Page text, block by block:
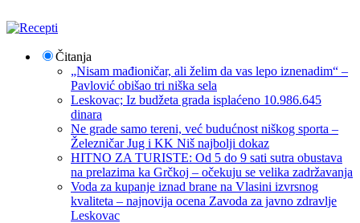
Čitanja
„Nisam mađioničar, ali želim da vas lepo iznenadim“ –
Pavlović obišao tri niška sela
Leskovac; Iz budžeta grada isplaćeno 10.986.645
dinara
Ne grade samo tereni, već budućnost niškog sporta –
Železničar Jug i KK Niš najbolji dokaz
HITNO ZA TURISTE: Od 5 do 9 sati sutra obustava
na prelazima ka Grčkoj – očekuju se velika zadržavanja
Voda za kupanje iznad brane na Vlasini izvrsnog
kvaliteta – najnovija ocena Zavoda za javno zdravlje
Leskovac